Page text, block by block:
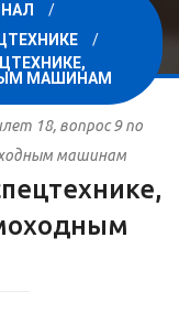
МАШИНАМ
18, вопрос 9 по
машинам